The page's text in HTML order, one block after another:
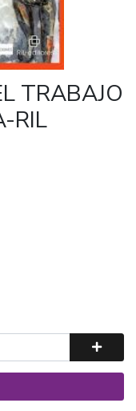
TRABAJO
RIL